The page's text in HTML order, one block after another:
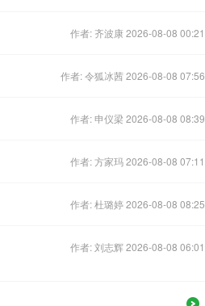
作者: 齐波康 2026-08-08 00:21
作者: 令狐冰茜 2026-08-08 07:56
作者: 申仪梁 2026-08-08 08:39
作者: 方家玛 2026-08-08 07:11
作者: 杜璐婷 2026-08-08 08:25
作者: 刘志辉 2026-08-08 06:01